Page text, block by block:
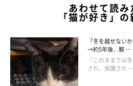
あわせて読み
「猫が好き」
「冬を越せない
→約5年後、腕 …
「このままでは
され、保護され …